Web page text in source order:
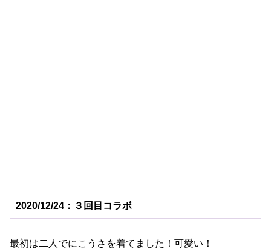
2020/12/24：３回目コラボ
最初は二人でにこうさを着てました！可愛い！